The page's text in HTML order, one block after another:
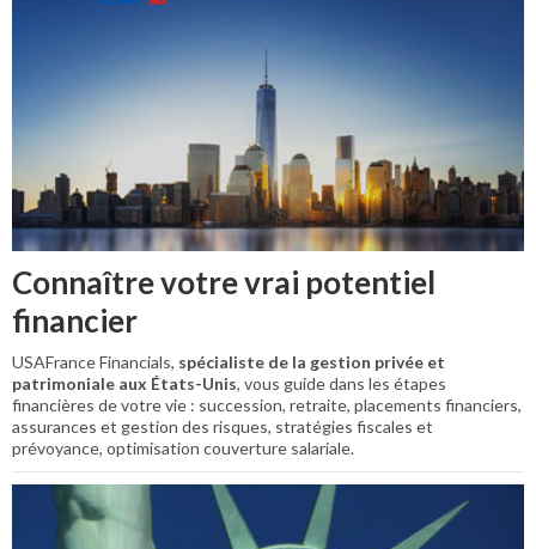
Connaître votre vrai potentiel
financier
USAFrance Financials, spécialiste de la gestion privée et
patrimoniale aux États-Unis, vous guide dans les étapes
financières de votre vie : succession, retraite, placements financiers,
assurances et gestion des risques, stratégies fiscales et
prévoyance, optimisation couverture salariale.